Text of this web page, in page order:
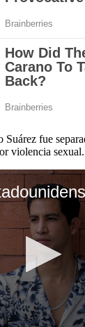
fue
violencia sexual.